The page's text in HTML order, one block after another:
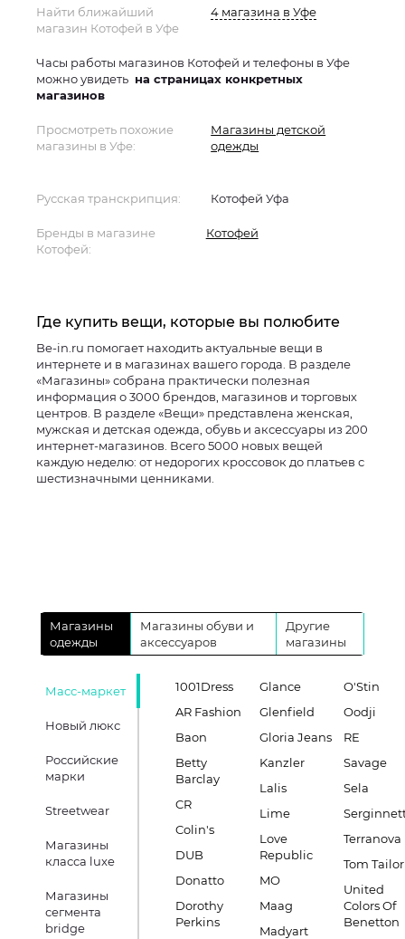
Найти ближайший
магазин Котофей в Уфе
4 магазина в Уфе
Часы работы магазинов Котофей и телефоны в Уфе
можно увидеть на страницах конкретных
магазинов
Просмотреть похожие
магазины в Уфе:
Магазины детской
одежды
Русская транскрипция: Котофей Уфа
Бренды в магазине
Котофей:
Котофей
Где купить вещи, которые вы полюбите
Be-in.ru помогает находить актуальные вещи в
интернете и в магазинах вашего города. В разделе
«Магазины» собрана практически полезная
информация о 3000 брендов, магазинов и торговых
центров. В разделе «Вещи» представлена женская,
мужская и детская одежда, обувь и аксессуары из 200
интернет-магазинов. Всего 5000 новых вещей
каждую неделю: от недорогих кроссовок до платьев с
шестизначными ценниками.
Магазины
одежды
Магазины обуви и
аксессуаров
Другие
магазины
Масс-маркет
Новый люкс
Российские
марки
Streetwear
Магазины
класса luxe
Магазины
сегмента
bridge
1001Dress
AR Fashion
Baon
Betty
Barclay
CR
Colin's
DUB
Donatto
Dorothy
Perkins
Glance
Glenfield
Gloria Jeans
Kanzler
Lalis
Lime
Love
Republic
MO
Maag
Madyart
O'Stin
Oodji
RE
Savage
Sela
Terranova
Tom Tailor
United
Colors Of
Benetton